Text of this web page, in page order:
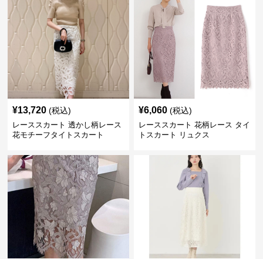
¥13,720 (税込)
レーススカート 透かし柄レース
花モチーフタイトスカート
¥6,060 (税込)
レーススカート 花柄レース タイ
トスカート リュクス